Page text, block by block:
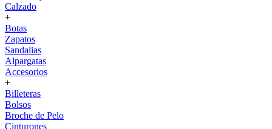
Calzado
+
Botas
Zapatos
Sandalias
Alpargatas
Accesorios
+
Billeteras
Bolsos
Broche de Pelo
Cinturones